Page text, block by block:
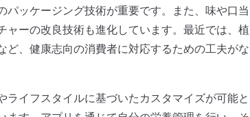
ッケージング技術が重要です。また、味や口当
ーの改良技術も進化しています。最近では、植
、健康志向の消費者に対応するための工夫がな
イフスタイルに基づいたカスタマイズが可能と